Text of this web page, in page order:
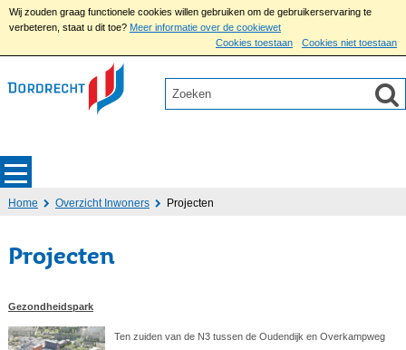
Wij zouden graag functionele cookies willen gebruiken om de gebruikerservaring te
verbeteren, staat u dit toe? Meer informatie over de cookiewet
Cookies toestaan
Cookies niet toestaan
Home Overzicht Inwoners Projecten
Projecten
Gezondheidspark
Ten zuiden van de N3 tussen de Oudendijk en Overkampweg